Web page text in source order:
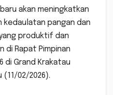
baru akan meningkatkan
kedaulatan pangan dan
produktif dan
di Rapat Pimpinan
di Grand Krakatau
(11/02/2026).